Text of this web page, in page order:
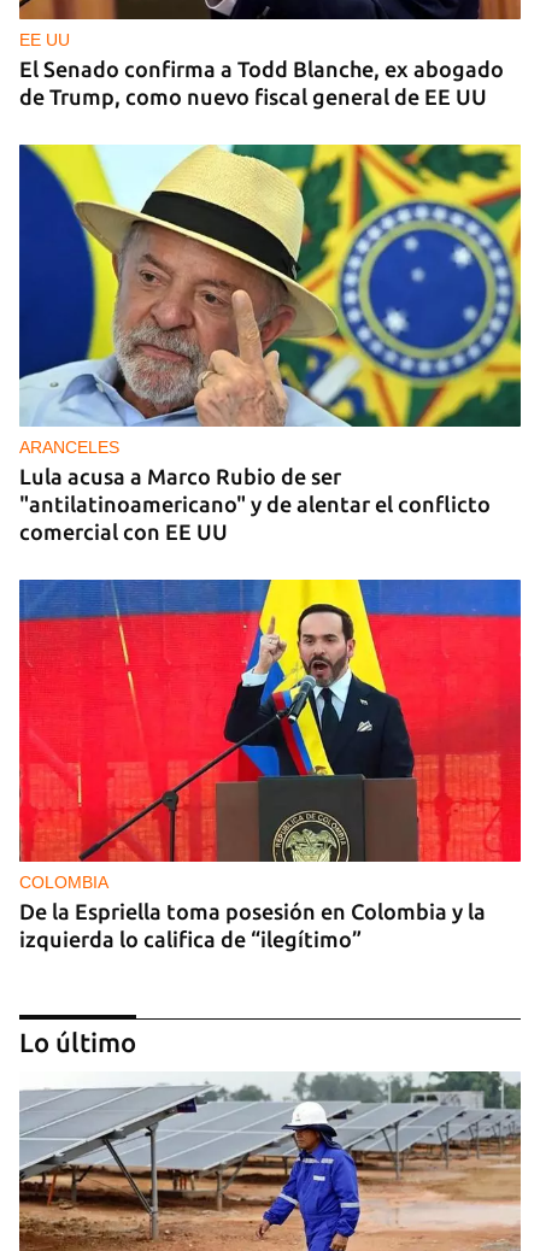
EE UU
El Senado confirma a Todd Blanche, ex abogado
de Trump, como nuevo fiscal general de EE UU
ARANCELES
Lula acusa a Marco Rubio de ser
"antilatinoamericano" y de alentar el conflicto
comercial con EE UU
COLOMBIA
De la Espriella toma posesión en Colombia y la
izquierda lo califica de “ilegítimo”
Lo último